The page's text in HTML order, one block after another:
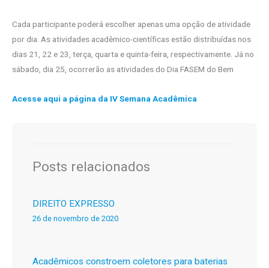
Cada participante poderá escolher apenas uma opção de atividade
por dia. As atividades acadêmico-científicas estão distribuídas nos
dias 21, 22 e 23, terça, quarta e quinta-feira, respectivamente. Já no
sábado, dia 25, ocorrerão as atividades do Dia FASEM do Bem
Acesse aqui a página da IV Semana Acadêmica
Posts relacionados
DIREITO EXPRESSO
26 de novembro de 2020
Acadêmicos constroem coletores para baterias